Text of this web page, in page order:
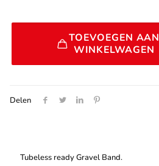
TOEVOEGEN AAN
WINKELWAGEN
Delen
Tubeless ready Gravel Band.